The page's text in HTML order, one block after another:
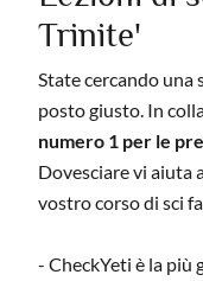
Trinite'
State cercando una
posto giusto. In
numero 1 per le
Dovesciare vi aiuta
vostro corso di sci
- CheckYeti è la più